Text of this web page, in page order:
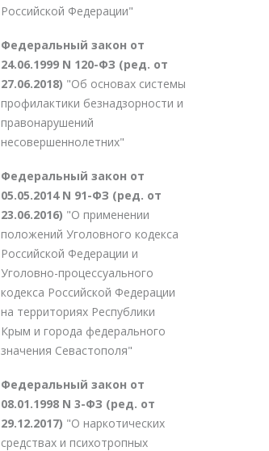
Российской Федерации"
Федеральный закон от
24.06.1999 N 120-ФЗ (ред. от
27.06.2018) "Об основах системы
профилактики безнадзорности и
правонарушений
несовершеннолетних"
Федеральный закон от
05.05.2014 N 91-ФЗ (ред. от
23.06.2016) "О применении
положений Уголовного кодекса
Российской Федерации и
Уголовно-процессуального
кодекса Российской Федерации
на территориях Республики
Крым и города федерального
значения Севастополя"
Федеральный закон от
08.01.1998 N 3-ФЗ (ред. от
29.12.2017) "О наркотических
средствах и психотропных